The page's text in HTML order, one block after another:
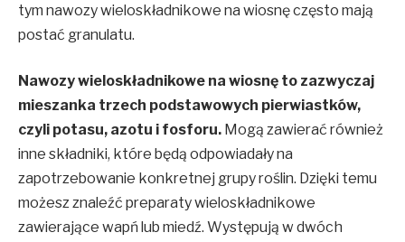
tym nawozy wieloskładnikowe na wiosnę często mają
postać granulatu.
Nawozy wieloskładnikowe na wiosnę to zazwyczaj
mieszanka trzech podstawowych pierwiastków,
czyli potasu, azotu i fosforu. Mogą zawierać również
inne składniki, które będą odpowiadały na
zapotrzebowanie konkretnej grupy roślin. Dzięki temu
możesz znaleźć preparaty wieloskładnikowe
zawierające wapń lub miedź. Występują w dwóch